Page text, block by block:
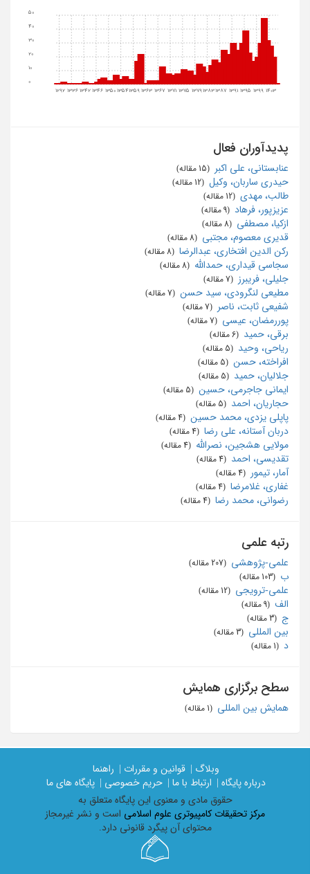
1292 1336 1342 1346 1350 13541359 1363 1367 1371 1375 137913831387 1391 1395 1399 1403
10
20
30
40
50
پدیدآوران فعال
عنابستانی، علی اکبر
حیدری ساربان، وکیل
طالب، مهدی
عزیزپور، فرهاد
ازکیا، مصطفی
قدیری معصوم، مجتبی
رکن الدین افتخاری، عبدالرضا
سجاسی قیداری، حمدالله
جلیلی، فریبرز
مطیعی لنگرودی، سید حسن
شفیعی ثابت، ناصر
پوررمضان، عیسی
برقی، حمید
ریاحی، وحید
افراخته، حسن
جلالیان، حمید
ایمانی جاجرمی، حسین
حجاریان، احمد
پاپلی یزدی، محمد حسین
دربان آستانه، علی رضا
مولایی هشجین، نصرالله
تقدیسی، احمد
آمار، تیمور
غفاری، غلامرضا
رضوانی، محمد رضا
رتبه علمی
علمی-پژوهشی
ب
علمی-ترویجی
الف
ج
بین المللی
د
سطح برگزاری همایش
همایش بین المللی
وبلاگ | قوانین و مقررات |
راهنما
درباره پایگاه |
ارتباط با ما | حریم خصوصی |
پایگاه های ما
حقوق مادی و معنوی اين پايگاه متعلق به
مرکز تحقیقات کامپیوتری علوم اسلامی است و نشر غیرمجاز
محتوای آن پیگرد قانونی دارد.